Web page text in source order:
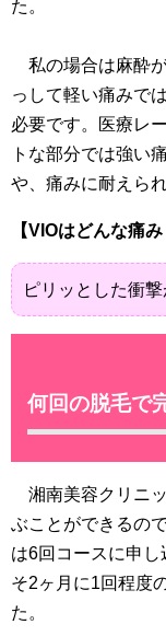
た。
私の場合は麻酔
っして軽い痛みで
必要です。医療レ
トな部分では強い
や、痛みに耐えら
【VIOはどんな痛み
ピリッとした衝
何回の脱毛で
湘南美容クリニ
ぶことができるの
は6回コースに申
そ2ヶ月に1回程度
た。